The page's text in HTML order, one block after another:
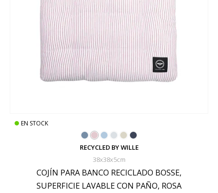
EN STOCK
RECYCLED BY WILLE
38x38x5cm
COJÍN PARA BANCO RECICLADO BOSSE,
SUPERFICIE LAVABLE CON PAÑO, ROSA